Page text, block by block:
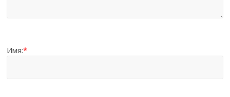
Имя:*